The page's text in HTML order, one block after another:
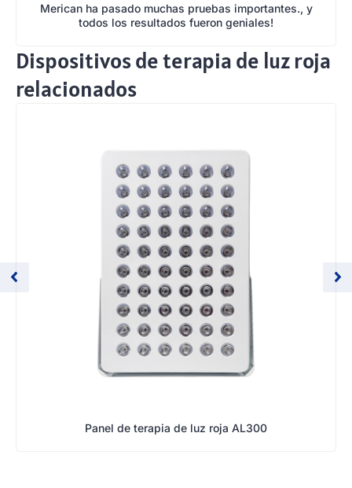
Merican ha pasado muchas pruebas importantes., y
todos los resultados fueron geniales!
Dispositivos de terapia de luz roja
relacionados
Panel de terapia de luz roja AL300